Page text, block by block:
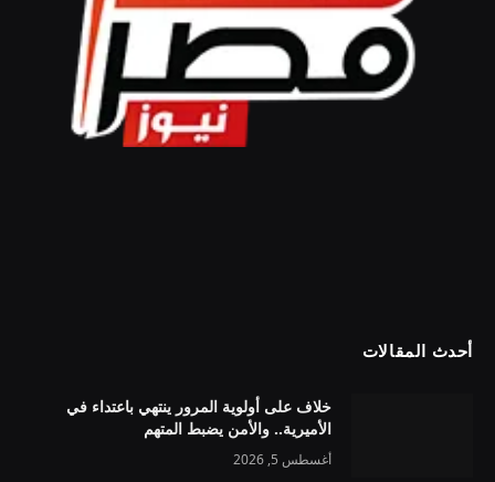
أحدث المقالات
خلاف على أولوية المرور ينتهي باعتداء في
الأميرية.. والأمن يضبط المتهم
أغسطس 5, 2026